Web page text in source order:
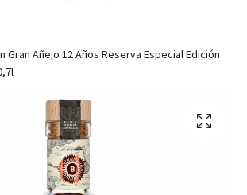
Gran Añejo 12 Años Reserva Especial Edición